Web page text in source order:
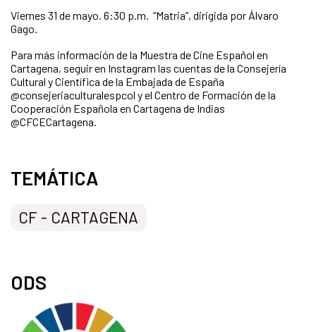
Viernes 31 de mayo. 6:30 p.m. “Matria”, dirigida por Álvaro
Gago.
Para más información de la Muestra de Cine Español en
Cartagena, seguir en Instagram las cuentas de la Consejería
Cultural y Científica de la Embajada de España
@consejeriaculturalespcol y el Centro de Formación de la
Cooperación Española en Cartagena de Indias
@CFCECartagena.
TEMÁTICA
CF - CARTAGENA
ODS